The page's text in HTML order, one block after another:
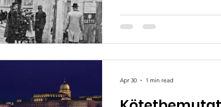
Apr 30 1 min read